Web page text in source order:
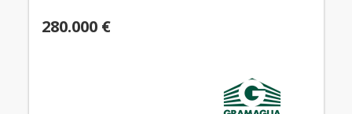
280.000 €